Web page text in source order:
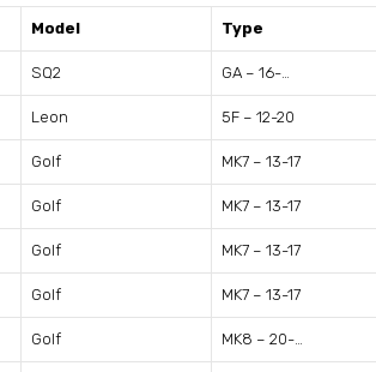
Model Type
SQ2 GA – 16-…
Leon 5F – 12-20
Golf MK7 – 13-17
Golf MK7 – 13-17
Golf MK7 – 13-17
Golf MK7 – 13-17
Golf MK8 – 20-…